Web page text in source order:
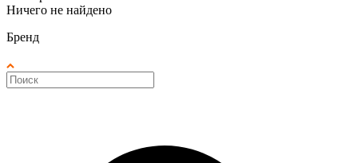
Ничего не найдено
Бренд